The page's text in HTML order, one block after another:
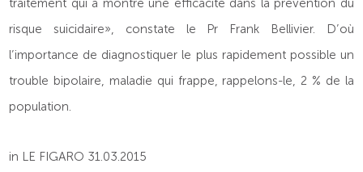
traitement qui a montré une efficacité dans la prévention du
risque suicidaire», constate le Pr Frank Bellivier. D’où
l’importance de diagnostiquer le plus rapidement possible un
trouble bipolaire, maladie qui frappe, rappelons-le, 2 % de la
population.
in LE FIGARO 31.03.2015